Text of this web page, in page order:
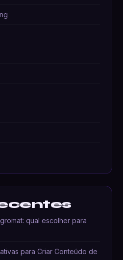
qual escolher para
para Criar Conteúdo de